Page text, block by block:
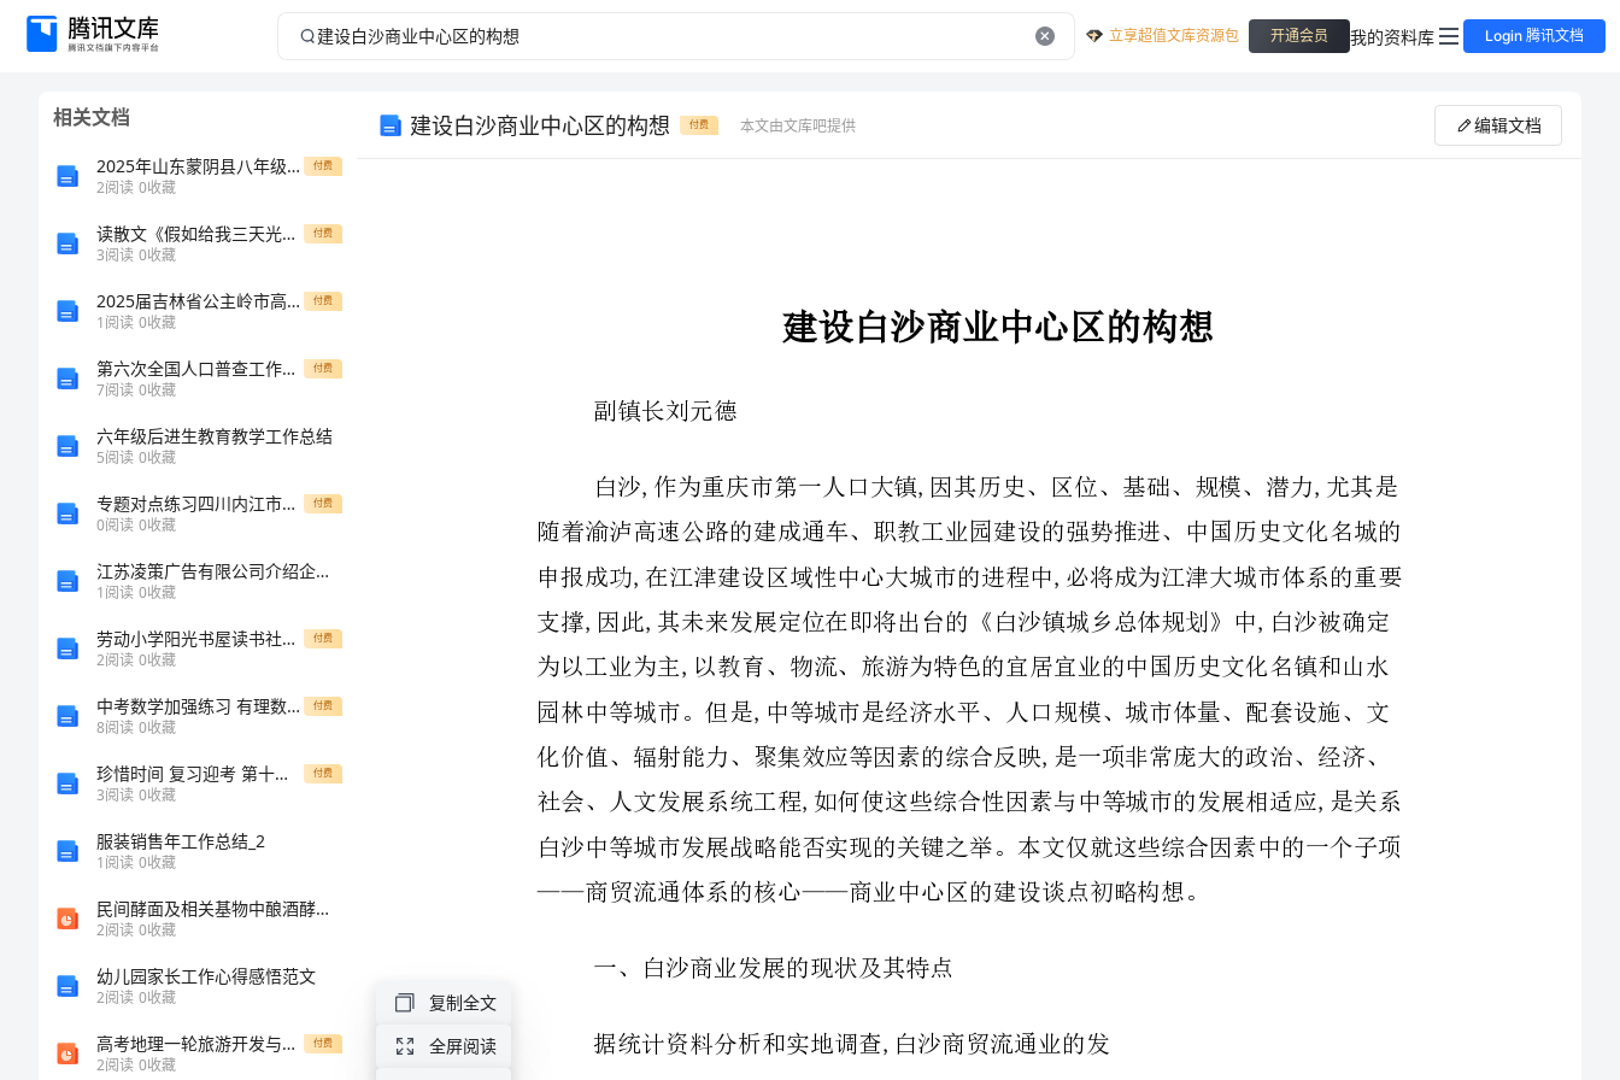
建
立享超值文库资源包 开通会员 我的资料库 Login 腾讯文档
相关文档
2025年山东蒙阴县八年级物理第一学期期中检测模拟试题（含答案） 付费
2阅读 0收藏
读散文《假如给我三天光明》有感 付费
3阅读 0收藏
2025届吉林省公主岭市高一生物第一学期期末达标测试试题含解析 付费
1阅读 0收藏
第六次全国人口普查工作计划 付费
7阅读 0收藏
六年级后进生教育教学工作总结
5阅读 0收藏
专题对点练习四川内江市第六中学物理北师大版八年级（下册）常见的光学仪器重点解析练习题（详解） 付费
0阅读 0收藏
江苏凌策广告有限公司介绍企业发展分析报告
1阅读 0收藏
劳动小学阳光书屋读书社团管理制度[修改版] 付费
2阅读 0收藏
中考数学加强练习 有理数的混合运算（无答案） 付费
8阅读 0收藏
珍惜时间 复习迎考 第十七周国旗下讲话 付费
3阅读 0收藏
服装销售年工作总结_2
1阅读 0收藏
民间酵面及相关基物中酿酒酵母菌的遗传多样性和群体分化研究
2阅读 0收藏
幼儿园家长工作心得感悟范文
2阅读 0收藏
高考地理一轮旅游开发与保护课件 付费
2阅读 0收藏
建设白沙商业中心区的构想 付费 本文由文库吧提供 编辑文档
一是在总量上,商贸流通业已成为白沙的主导产业。
支撑,因此,其未来发展定位在即将出台的《白沙镇城乡总体规划》中,白沙被确定
为以工业为主,以教育、物流、旅游为特色的宜居宜业的中国历史文化名镇和山水
园林中等城市。但是,中等城市是经济水平、人口规模、城市体量、配套设施、文
化价值、辐射能力、聚集效应等因素的综合反映,是一项非常庞大的政治、经济、
白沙中等城市发展战略能否实现的关键之举。本文仅就这些综合因素中的一个子项
——商贸流通体系的核心——商业中心区的建设谈点初略构想。
据统计资料分析和实地调查,白沙商贸流通业的发
展具有以下几个显著特点:
复制全文
全屏阅读